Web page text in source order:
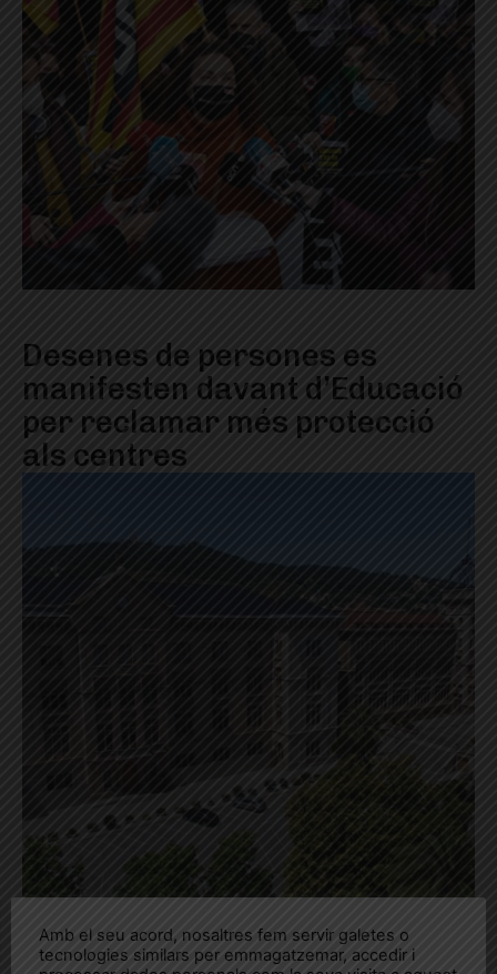
Desenes de persones es
manifesten davant d’Educació
per reclamar més protecció
als centres
Amb el seu acord, nosaltres fem servir galetes o
tecnologies similars per emmagatzemar, accedir i